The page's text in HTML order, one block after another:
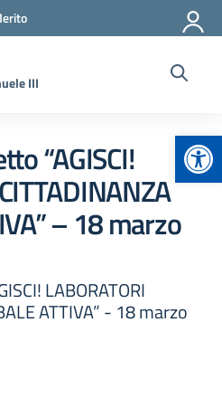
III
“AGISCI!
– 18 marzo
LABORATORI
ATTIVA” - 18 marzo